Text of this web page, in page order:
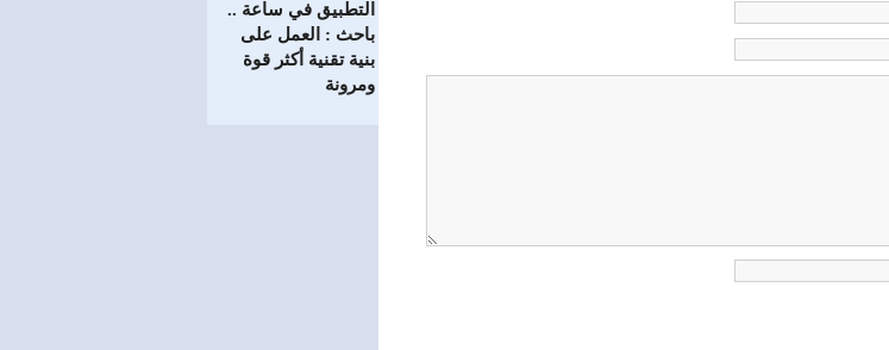
التطبيق في ساعة ..
باحث : العمل على
بنية تقنية أكثر قوة
ومرونة